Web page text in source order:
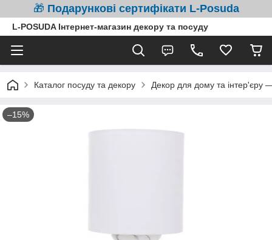
🎁 Подарункові сертифікати L-Posuda
L-POSUDA Інтернет-магазин декору та посуду
Каталог посуду та декору Декор для дому та інтер'єру
–15%